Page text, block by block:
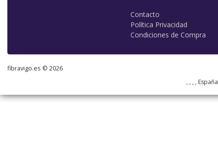
Contacto
Política Privacidad
Condiciones de Compra
fibravigo.es © 2026
, , , ,